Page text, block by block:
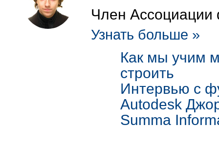
Член Ассоциации
Узнать больше »
Как мы учим
строить
Интервью с
Autodesk
Summa